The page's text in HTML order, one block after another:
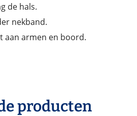
de hals.
nekband.
aan armen en boord.
producten